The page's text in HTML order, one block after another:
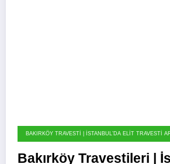
BAKIRKÖY TRAVESTI | İSTANBUL’DA ELIT TRAVESTI
Bakırköy Travestileri |